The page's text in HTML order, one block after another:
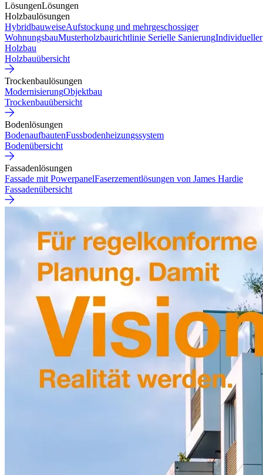
LösungenLösungen
Holzbaulösungen
HybridbauweiseAufstockung und mehrgeschossiger
WohnungsbauMusterholzbaurichtlinie Serielle SanierungIndividueller
Holzbau
Holzbauübersicht
Trockenbaulösungen
ModernisierungObjektbau
Trockenbauübersicht
Bodenlösungen
BodenaufbautenFussbodenheizungssystem
Bodenübersicht
Fassadenlösungen
Fassade mit PowerpanelFaserzementlösungen von James Hardie
Fassadenübersicht